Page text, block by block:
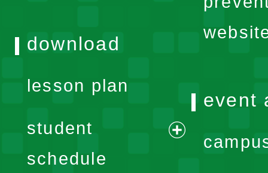
download
lesson plan
student
schedule
expand
event